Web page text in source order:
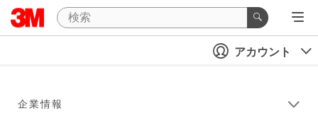
アカウント
企業情報